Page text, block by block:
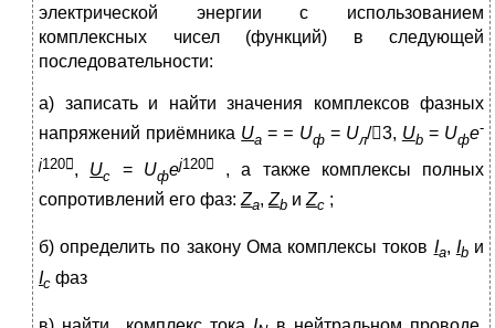
электрической энергии с использованием
комплексных чисел (функций) в следующей
последовательности:
а) записать и найти значения комплексов фазных
напряжений приёмника Uа= = Uф= Uл/3, Ub = Uфe-
j120, Uc = Uфej120
, а также комплексы полных
сопротивлений его фаз: Zа, Zb и Zc ;
б) определить по закону Ома комплексы токов Iа, Ibи
Ic фаз